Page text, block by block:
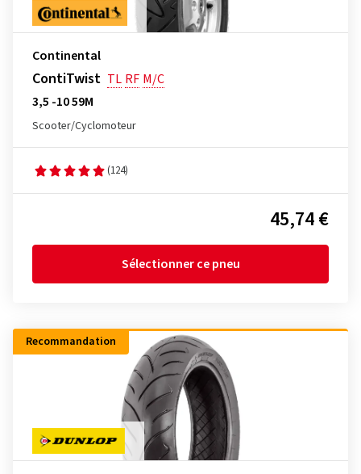
Continental
ContiTwist TL RF M/C
3,5 -10 59M
Scooter/Cyclomoteur
(124)
45,74 €
Sélectionner ce pneu
Recommandation